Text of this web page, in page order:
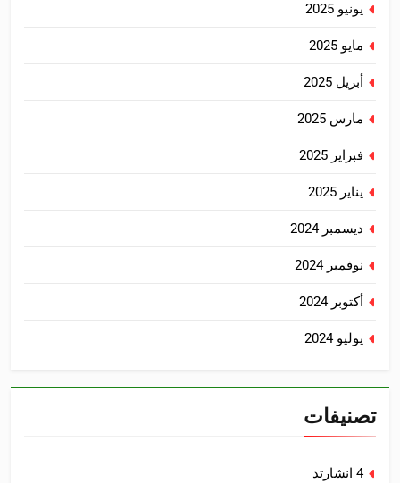
يونيو 2025
مايو 2025
أبريل 2025
مارس 2025
فبراير 2025
يناير 2025
ديسمبر 2024
نوفمبر 2024
أكتوبر 2024
يوليو 2024
تصنيفات
4 انشارتد